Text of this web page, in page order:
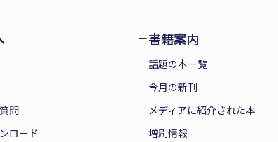
問
ロード
書籍案内
話題の本一覧
今月の新刊
メディアに紹介された本
増刷情報